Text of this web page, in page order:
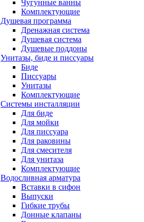
Чугунные ванны
Комплектующие
Душевая программа
Дренажная система
Душевая система
Душевые поддоны
Унитазы, биде и писсуары
Биде
Писсуары
Унитазы
Комплектующие
Системы инсталляции
Для биде
Для мойки
Для писсуара
Для раковины
Для смесителя
Для унитаза
Комплектующие
Водосливная арматура
Вставки в сифон
Выпуски
Гибкие трубы
Донные клапаны